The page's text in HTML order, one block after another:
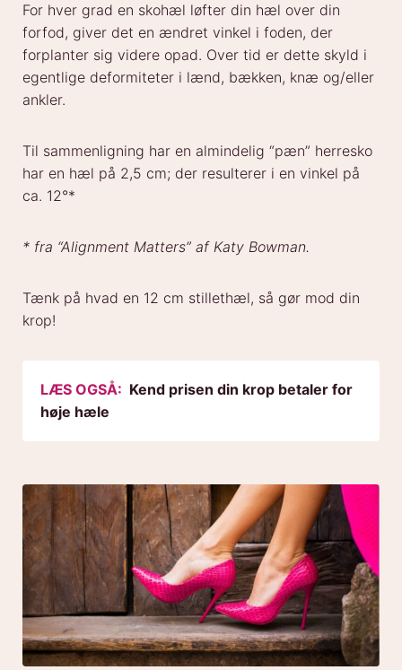
For hver grad en skohæl løfter din hæl over din
forfod, giver det en ændret vinkel i foden, der
forplanter sig videre opad. Over tid er dette skyld i
egentlige deformiteter i lænd, bækken, knæ og/eller
ankler.
Til sammenligning har en almindelig “pæn” herresko
har en hæl på 2,5 cm; der resulterer i en vinkel på
ca. 12°*
* fra “Alignment Matters” af Katy Bowman.
Tænk på hvad en 12 cm stillethæl, så gør mod din
krop!
LÆS OGSÅ: Kend prisen din krop betaler for
høje hæle